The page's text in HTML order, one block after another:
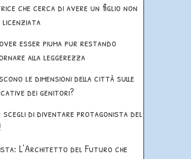
che cerca di avere un figlio non
licenziata
esser piuma pur restando
alla leggerezza
le dimensioni della città sulle
dei genitori?
scegli di diventare protagonista del
L’Architetto del Futuro che